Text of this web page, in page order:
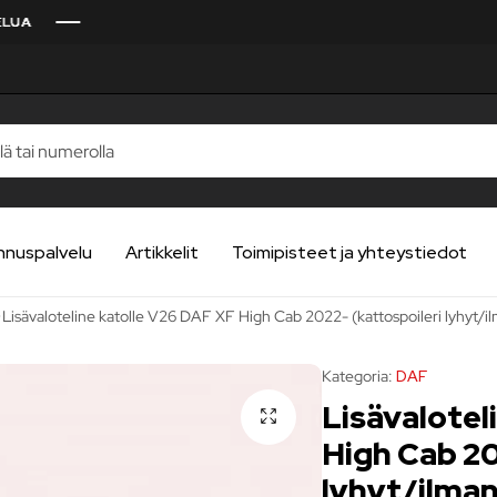
Artikkelit Toimipisteet ja yhteystiedot
Lisävaloteline katolle V26 DAF XF High Cab 2022- (kattospoileri lyhyt/
Kategoria: DAF
High Cab